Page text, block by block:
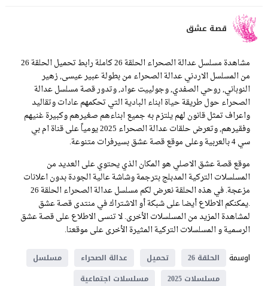
قصة عشق
مشاهدة مسلسل عدالة الصحراء الحلقة 26 كاملة رابط تحميل الحلقة 26
من المسلسل الاردني عدالة الصحراء من بطولة عبير عيسى, زهير
النوباني, روحي الصفدي, وجولييت عواد, وتدور قصة مسلسل عدالة
الصحراء حول طريقة حياة ابناء البادية التي تحكمهم عادات وتقاليد
واعراف تمثل قانون لهم يلتزم به جميع ابناءهم صغيرهم وكبيرة غنيهم
وفقيرهم, وتعرض حلقات عدالة الصحراء 2025 يومياً على قناة ام بي
سي 4 بالعربية وعلى موقع قصة عشق بسيرفرات متنوعة.
موقع قصة عشق الاصلي هو المكان الذي يحتوي على العديد من
المسلسلات التركية المدبلج بترجمة وشاشة عالية الجودة بدون اعلانات
مزعجة. في هذه الحلقة نعرض لكم مسلسل عدالة الصحراء الحلقة 26
.يمكنكم الاطلاع أيضا على شبكة أو الاشتراك في منتدى قصة عشق
لمشاهدة المزيد من المسلسلات الأخرى. لا تنسى الاطلاع على قصة عشق
الرسمية و المسلسلات التركية المثيرة الأخرى على موقعنا.
اوسمة
الحلقة 26 تحميل عدالة الصحراء
مسلسل
مسلسلات 2025
مسلسلات اجتماعية